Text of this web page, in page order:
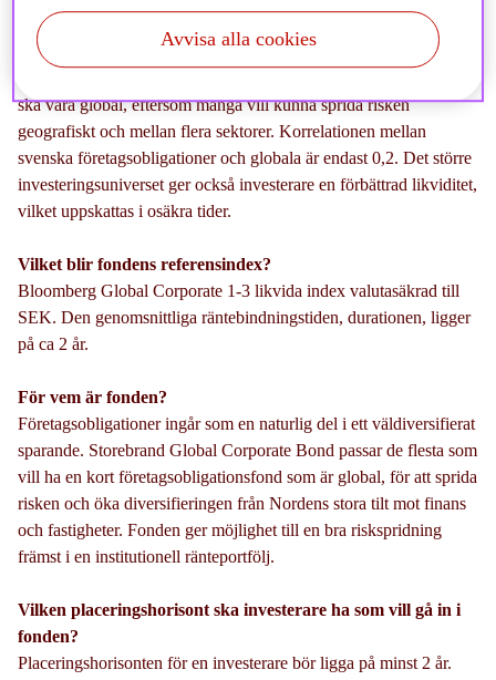
normalläge, men att det nu kostar att låna pengar ser vi som sunt
och något som inte kommer försvinna i närtid. Vi har under längre
ska vara global, eftersom många vill kunna sprida risken
geografiskt och mellan flera sektorer. Korrelationen mellan
svenska företagsobligationer och globala är endast 0,2. Det större
investeringsuniverset ger också investerare en förbättrad likviditet,
vilket uppskattas i osäkra tider.
Vilket blir fondens referensindex?
Bloomberg Global Corporate 1-3 likvida index valutasäkrad till
SEK. Den genomsnittliga räntebindningstiden, durationen, ligger
på ca 2 år.
För vem är fonden?
Företagsobligationer ingår som en naturlig del i ett väldiversifierat
sparande. Storebrand Global Corporate Bond passar de flesta som
vill ha en kort företagsobligationsfond som är global, för att sprida
risken och öka diversifieringen från Nordens stora tilt mot finans
och fastigheter. Fonden ger möj­lighet till en bra riskspridning
främst i en institutionell ränteportfölj.
Vilken placeringshorisont ska investerare ha som vill gå in i
fonden?
Placeringshorisonten för en investerare bör ligga på minst 2 år.
Avvisa alla cookies